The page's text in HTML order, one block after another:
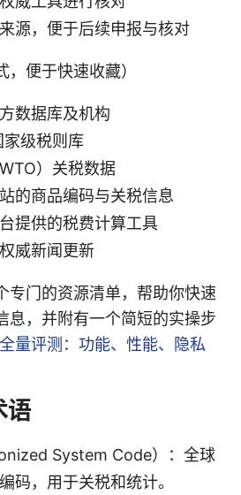
源，便于后续申报与核对
便于快速收藏）
数据库及机构
级税则库
）关税数据
的商品编码与关税信息
提供的税费计算工具
威新闻更新
专门的资源清单，帮助你快速
息，并附有一个简短的实操步
量评测：功能、性能、隐私
语
System Code）：全球
码，用于关税和统计。